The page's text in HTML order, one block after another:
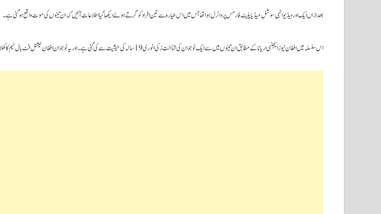
بعدازاں ایک اور ویڈیو انہی سوشل میڈیا پلیٹ فارمس پروائرل ہوا تھا جس میں اس طیارہ سے تین افراد کو گرتے ہوئے دیکھا گیا اطلاعات آئیں کہ ان تینوں کی موت واقع ہوگئی ہے۔
اس سلسلہ میں افغان نیوز ایجنسی اریانا کے مطابق ان تینوں میں سے ایک نوجوان کی شناخت زکی انوری 19سالہ کی حیثیت سے کی گئی ہے۔اور یہ نوجوان افغان نیشنل فٹ بال ٹیم کا کھلاڑی تھا۔